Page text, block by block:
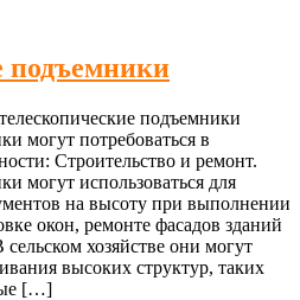
подъемники
подъемники
могут потребоваться в
Строительство и ремонт.
могут использоваться для
на высоту при выполнении
окон, ремонте фасадов зданий
хозяйстве они могут
высоких структур, таких
[…]